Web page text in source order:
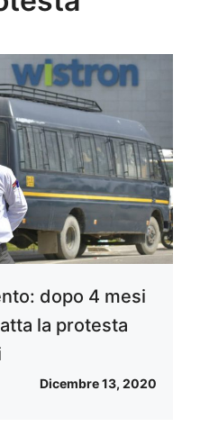
dopo 4 mesi
la protesta
Dicembre 13, 2020